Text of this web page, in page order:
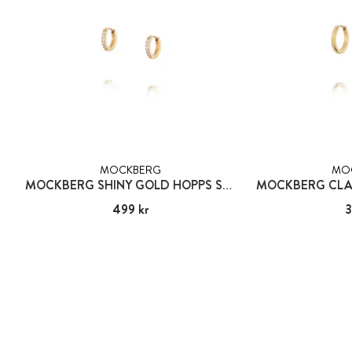
MOCKBERG
MOCKBERG SHINY GOLD HOPPS SMALL
Pris:499 kr
499 kr Pris